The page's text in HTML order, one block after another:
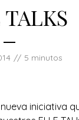
5 minutos
iniciativa